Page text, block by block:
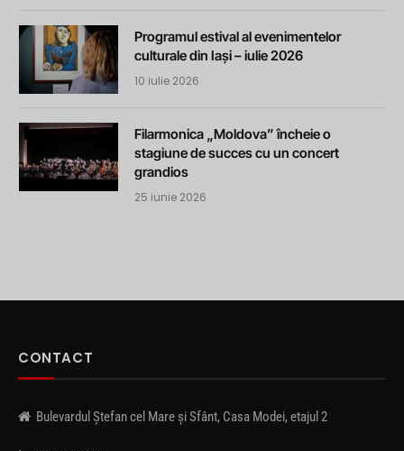
Programul estival al evenimentelor
culturale din Iași – iulie 2026
10 iulie 2026
Filarmonica „Moldova” încheie o
stagiune de succes cu un concert
grandios
25 iunie 2026
CONTACT
Bulevardul Ștefan cel Mare și Sfânt, Casa Modei, etajul 2